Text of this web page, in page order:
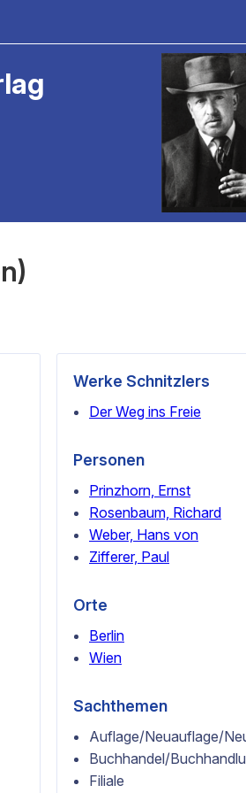
Werke Schnitzlers
Der Weg ins Freie
Personen
Prinzhorn, Ernst
Rosenbaum, Richard
Weber, Hans von
Zifferer, Paul
Orte
Berlin
Wien
Sachthemen
Auflage/Neuauflage/
Buchhandel/
Filiale